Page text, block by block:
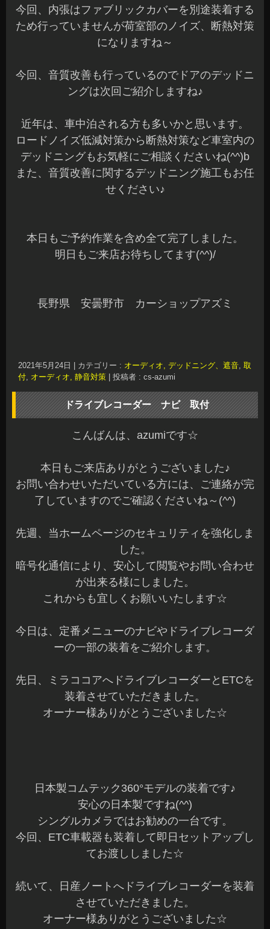
今回、内張はファブリックカバーを別途装着する
ため行っていませんが荷室部のノイズ、断熱対策
になりますね～
今回、音質改善も行っているのでドアのデッドニ
ングは次回ご紹介しますね♪
近年は、車中泊される方も多いかと思います。
ロードノイズ低減対策から断熱対策など車室内の
デッドニングもお気軽にご相談くださいね(^^)b
また、音質改善に関するデッドニング施工もお任
せください♪
本日もご予約作業を含め全て完了しました。
明日もご来店お待ちしてます(^^)/
長野県 安曇野市 カーショップアズミ
2021年5月24日 カテゴリー : オーディオ, デッドニング、遮音, 取
付, オーディオ, 静音対策 投稿者 : cs-azumi
ドライブレコーダー ナビ 取付
こんばんは、azumiです☆
本日もご来店ありがとうございました♪
お問い合わせいただいている方には、ご連絡が完
了していますのでご確認くださいね～(^^)
先週、当ホームページのセキュリティを強化しま
した。
暗号化通信により、安心して閲覧やお問い合わせ
が出来る様にしました。
これからも宜しくお願いいたします☆
今日は、定番メニューのナビやドライブレコーダ
ーの一部の装着をご紹介します。
先日、ミラココアへドライブレコーダーとETCを
装着させていただきました。
オーナー様ありがとうございました☆
日本製コムテック360°モデルの装着です♪
安心の日本製ですね(^^)
シングルカメラではお勧めの一台です。
今回、ETC車載器も装着して即日セットアップし
てお渡ししました☆
続いて、日産ノートへドライブレコーダーを装着
させていただきました。
オーナー様ありがとうございました☆